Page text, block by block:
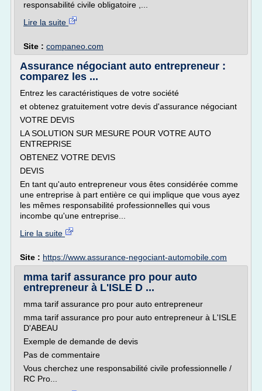
responsabilité civile obligatoire ,...
Lire la suite
Site : companeo.com
Assurance négociant auto entrepreneur :
comparez les ...
Entrez les caractéristiques de votre société
et obtenez gratuitement votre devis d'assurance négociant
VOTRE DEVIS
LA SOLUTION SUR MESURE POUR VOTRE AUTO
ENTREPRISE
OBTENEZ VOTRE DEVIS
DEVIS
En tant qu'auto entrepreneur vous êtes considérée comme
une entreprise à part entière ce qui implique que vous ayez
les mêmes responsabilité professionnelles qui vous
incombe qu'une entreprise...
Lire la suite
Site : https://www.assurance-negociant-automobile.com
mma tarif assurance pro pour auto
entrepreneur à L'ISLE D ...
mma tarif assurance pro pour auto entrepreneur
mma tarif assurance pro pour auto entrepreneur à L'ISLE
D'ABEAU
Exemple de demande de devis
Pas de commentaire
Vous cherchez une responsabilité civile professionnelle /
RC Pro...